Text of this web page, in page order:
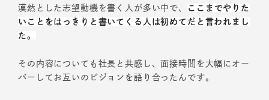
漠然とした志望動機を書く人が多い中で、
ここまでやりた
いことをはっきりと書いてくる人は初めてだと言われまし
た。
その内容についても社長と共感し、面接時間を大幅にオー
バーしてお互いのビジョンを語り合ったんです。